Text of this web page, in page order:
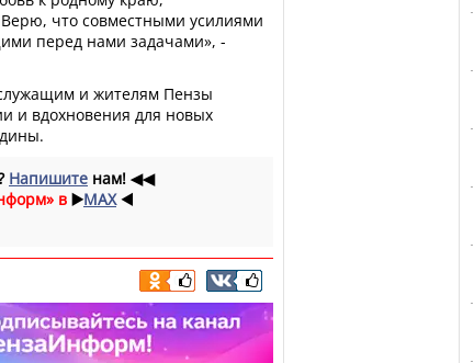
что совместными усилиями
перед нами задачами», -
и жителям Пензы
и вдохновения для новых
Напишите нам! ◀◀
в ▶️MAX ◀️